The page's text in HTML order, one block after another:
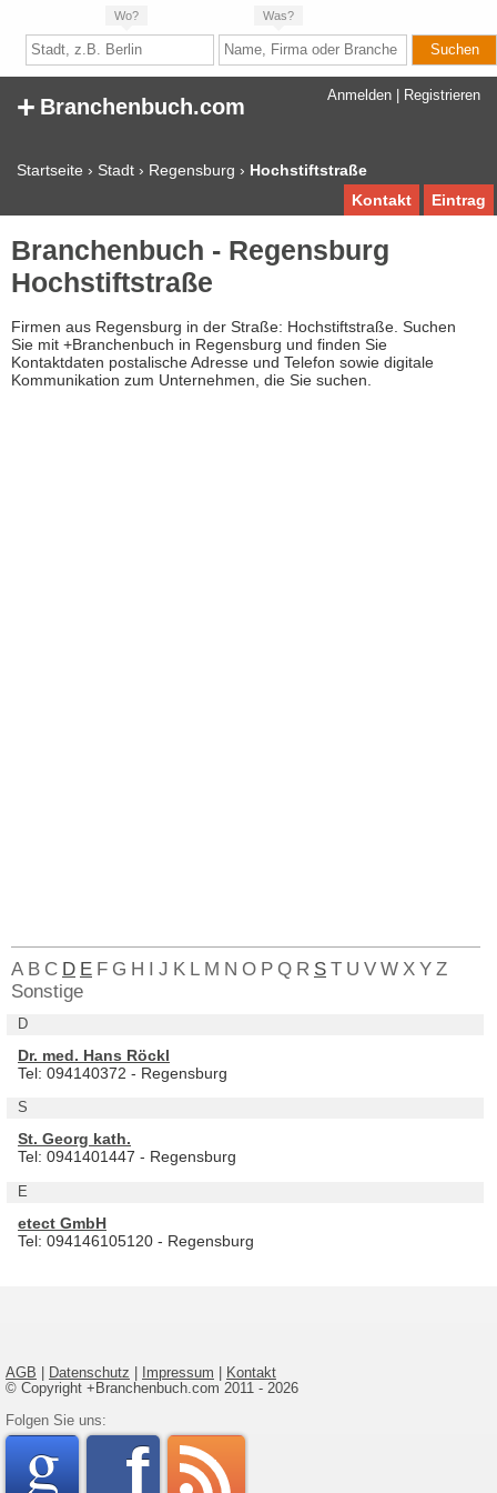
Wo? Was?
Anmelden Registrieren
+ Branchenbuch.com
Startseite › Stadt › Regensburg › Hochstiftstraße
Eintrag
Kontakt
Branchenbuch - Regensburg
Hochstiftstraße
Firmen aus Regensburg in der Straße: Hochstiftstraße. Suchen
Sie mit +Branchenbuch in Regensburg und finden Sie
Kontaktdaten postalische Adresse und Telefon sowie digitale
Kommunikation zum Unternehmen, die Sie suchen.
A B C D E F G H I J K L M N O P Q R S T U V W X Y Z
Sonstige
D
Dr. med. Hans Röckl
Tel: 094140372 - Regensburg
S
St. Georg kath.
Tel: 0941401447 - Regensburg
E
etect GmbH
Tel: 094146105120 - Regensburg
AGB Datenschutz Impressum
Kontakt
© Copyright +Branchenbuch.com 2011 - 2026
Folgen Sie uns:
google